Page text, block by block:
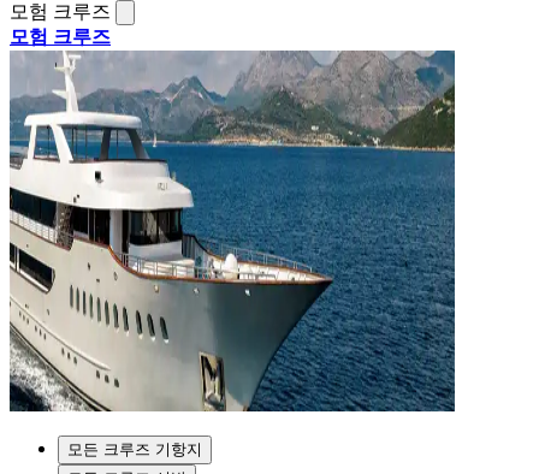
모험 크루즈
모험 크루즈
모든 크루즈 기항지